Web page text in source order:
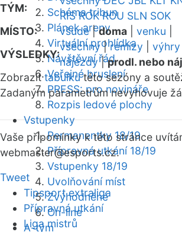
Schéma tribun
Plánek areny
Virtuální prohlídka
Návštěvní řád
Veřejné bruslení
PRESS: pro novináře
Rozpis ledové plochy
Vstupenky
Permanentky 18/19
Přípravná utkání 18/19
Vstupenky 18/19
Uvolňování míst
Zvýhodněné
On-line
A-tým
TÝM:
RIS ROK ROU SLN SOK
MÍSTO:
všude|doma venku
VÝSLEDKY:
všechny|remízy
nájezdy|prodl. nebo
Zobrazittabulkutéto sezóny a
Zadaným parametrům nevyhovuje
Vaše připomínky k této stránce
webmaster@esports.cz.
Tweet
Tipsport extraliga
Přípravná utkání
Liga mistrů